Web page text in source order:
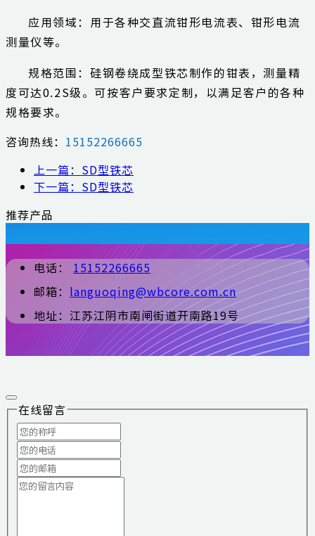
应用领域：用于各种交直流钳形电流表、钳形电流
测量仪等。
规格范围：硅钢卷绕成型铁芯制作的钳表，测量精
度可达0.2S级。可按客户要求定制，以满足客户的各种
规格要求。
咨询热线： 15152266665
上一篇：SD型铁芯
下一篇：SD型铁芯
推荐产品
电话： 15152266665
邮箱： languoqing@wbcore.com.cn
地址：江苏江阴市南闸街道开南路19号
在线留言